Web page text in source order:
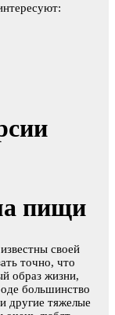
пищи
своей
точно, что
образ жизни,
большинство
другие тяжелые